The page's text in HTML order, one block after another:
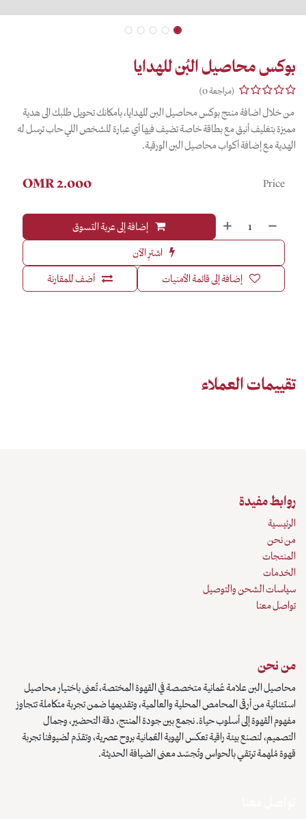
بوكس محاصيل البُن للهدايا
(مراجعة 0)
من خلال اضافة منتج بوكس محاصيل البن للهدايا، بامكانك تحويل طلبك الى هدية
مميزة بتغليف أنيق مع بطاقة خاصة تضيف فيها أي عبارة للشخص اللي حاب ترسل له
الهدية مع إضافة أكواب محاصيل البن الورقية.
إضافة إلى عربة التسوق
اشترِ الآن
أضف للمقارنة إضافة إلى قائمة الأمنيات
Price
2.000
تقييمات العملاء
روابط مفيدة
الرئيسية
من نحن
المنتجات
الخدمات
سياسات الشحن والتوصيل
تواصل معنا
من نحن
محاصيل البن علامة عُمانية متخصصة في القهوة المختصة، تُعنى باختيار محاصيل
استثنائية من أرقى المحامص المحلية والعالمية، وتقديمها ضمن تجربة متكاملة تتجاوز
مفهوم القهوة إلى أسلوب حياة. نجمع بين جودة المنتج، دقة التحضير، وجمال
التصميم، لنصنع بيئة راقية تعكس الهوية العُمانية بروح عصرية، وتقدّم لضيوفنا تجربة
قهوة مُلهمة ترتقي بالحواس وتُجسّد معنى الضيافة الحديثة.